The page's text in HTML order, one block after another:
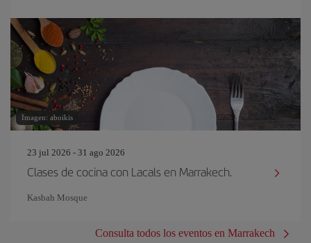
Imagen: aboikis
23 jul 2026 - 31 ago 2026
Clases de cocina con Lacals en Marrakech.
Kasbah Mosque
Consulta todos los eventos en Marrakech